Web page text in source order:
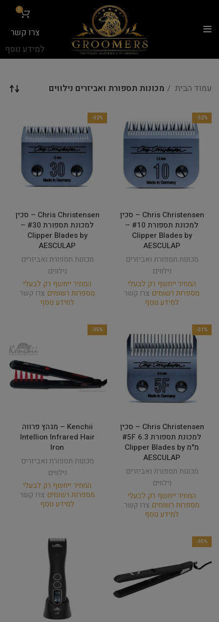
0
צרו קשר
למידע נוסף
עמוד הבית מכונות תספורת ואביזרים נילווים
-32%
Chris Christensen – סכין
למכונת תספורת #10 –
Clipper Blades by
AESCULAP
מכונות תספורת ואביזרים
נילווים
המחיר ייחשף רק לבעלי
מספרות רשומים צרו קשר
למידע נוסף
-32%
Chris Christensen – סכין
למכונת תספורת #30 –
Clipper Blades by
AESCULAP
מכונות תספורת ואביזרים
נילווים
המחיר ייחשף רק לבעלי
מספרות רשומים צרו קשר
למידע נוסף
-31%
Chris Christensen – סכין
למכונת תספורת #5F 6.3
מ"מ Clipper Blades by
AESCULAP
מכונות תספורת ואביזרים
נילווים
המחיר ייחשף רק לבעלי
מספרות רשומים צרו קשר
למידע נוסף
-35%
Kenchii – מגהץ פרווה
Intellion Infrared Hair
Iron
מכונות תספורת ואביזרים
נילווים
המחיר ייחשף רק לבעלי
מספרות רשומים צרו קשר
למידע נוסף
-35%